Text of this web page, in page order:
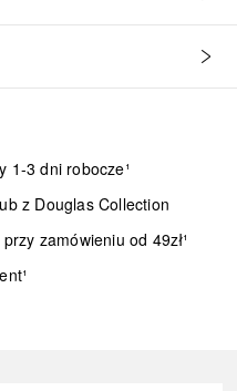
1-3 dni robocze¹
z Douglas Collection
zamówieniu od 49zł¹